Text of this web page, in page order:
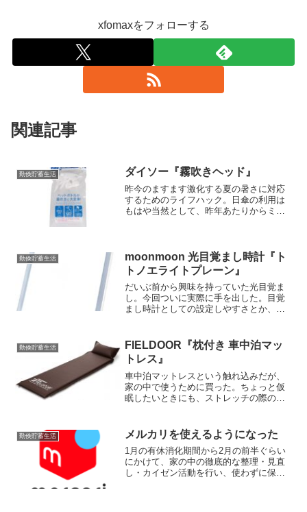
xfomaxをフォローする
関連記事
勤倹貯蓄生活 ダイソー『霧吹きヘッド』
昨今のますます激化する夏の暑さに対応
するためのライフハック。日傘の利用は
もはや当然として、昨年あたりからミス
慮して、これを超えるソリ...
勤倹貯蓄生活
moonmoon 光目覚まし時計『ト
トノエライトプレーン』
だいぶ前から興味を持っていた光目覚ま
し。今回ついに実際に手を出した。目覚
まし時計としての設定しやすさとか、操
置だけしておき普通にスマホのアラーム
で目覚めて即手動でスイッ...
勤倹貯蓄生活
FIELDOOR『枕付き 車中泊マッ
トレス』
車中泊マットレスという触れ込みだが、
家の中で使うために買った。ちょっと仮
眠したいときにも、ストレッチの際のヨ
間に入れるも、枕部分を下にして立てか
けるも自由。
勤倹貯蓄生活 メルカリを使えるようになった
1月の有休消化期間から2月の前半ぐらい
にかけて、家の中の徹底的な整理・見直
し・カイゼン活動を行い、使わずに保管